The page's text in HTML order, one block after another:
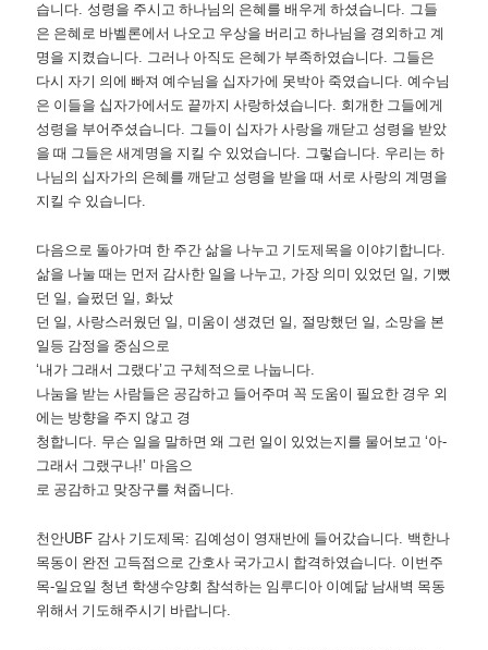
습니다. 성령을 주시고 하나님의 은혜를 배우게 하셨습니다. 그들
은 은혜로 바벨론에서 나오고 우상을 버리고 하나님을 경외하고 계
명을 지켰습니다. 그러나 아직도 은혜가 부족하였습니다. 그들은
다시 자기 의에 빠져 예수님을 십자가에 못박아 죽였습니다.예수님
은 이들을 십자가에서도 끝까지 사랑하셨습니다. 회개한 그들에게
성령을 부어주셨습니다. 그들이 십자가 사랑을 깨닫고 성령을 받았
을 때 그들은 새계명을 지킬 수 있었습니다. 그렇습니다. 우리는 하
나님의 십자가의 은혜를 깨닫고 성령을 받을 때 서로 사랑의 계명을
지킬 수 있습니다.
다음으로 돌아가며 한 주간 삶을 나누고 기도제목을 이야기합니다.
삶을 나눌 때는 먼저 감사한 일을 나누고, 가장 의미 있었던 일 , 기뻤
던 일 , 슬펐던 일 ,화났
던 일 ,사랑스러웠던 일 , 미움이 생겼던 일 , 절망했던 일 , 소망을 본
일등 감정을 중심으로
‘내가 그래서 그랬다’고 구체적으로 나눕니다.
나눔을 받는 사람들은 공감하고 들어주며 꼭 도움이 필요한 경우 외
에는 방향을 주지 않고 경
청합니다. 무슨 일을 말하면 왜 그런 일이 있었는지를 물어보고‘아-
그래서 그랬구나!’ 마음으
로 공감하고 맞장구를 쳐줍니다.
천안UBF 감사 기도제목: 김예성이 영재반에 들어갔습니다. 백한나
목동이 완전 고득점으로 간호사 국가고시 합격하였습니다. 이번주
목-일요일 청년 학생수양회 참석하는 임루디아 이예닮 남새벽 목동
위해서 기도해주시기 바랍니다.